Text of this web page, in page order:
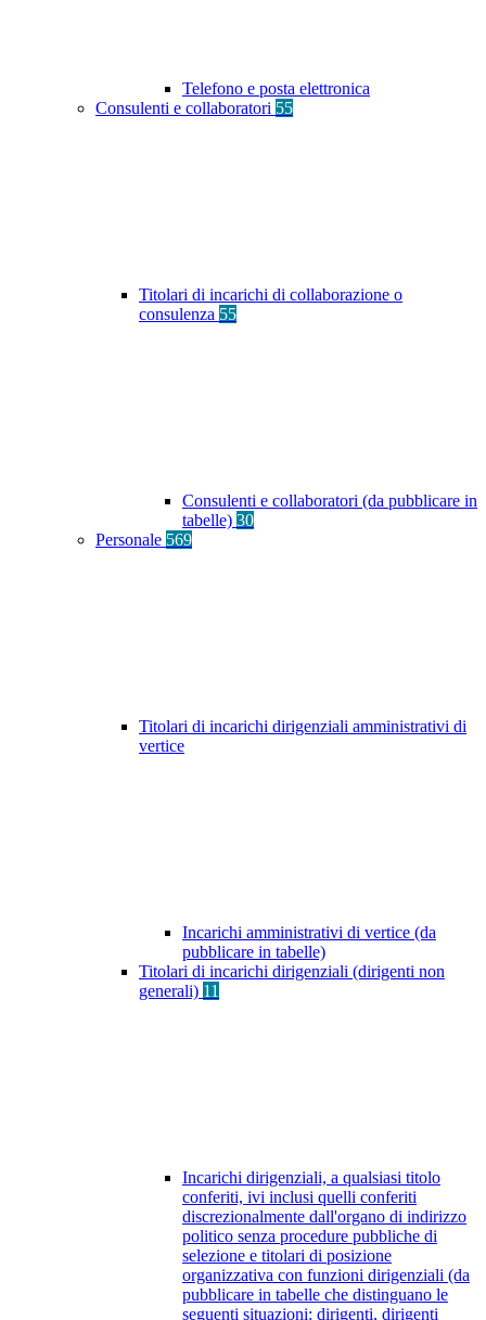
Telefono e posta elettronica
Consulenti e collaboratori 55
Titolari di incarichi di collaborazione o
consulenza 55
Consulenti e collaboratori (da pubblicare in
tabelle) 30
Personale 569
Titolari di incarichi dirigenziali amministrativi di
vertice
Incarichi amministrativi di vertice (da
pubblicare in tabelle)
Titolari di incarichi dirigenziali (dirigenti non
generali) 11
Incarichi dirigenziali, a qualsiasi titolo
conferiti, ivi inclusi quelli conferiti
discrezionalmente dall'organo di indirizzo
politico senza procedure pubbliche di
selezione e titolari di posizione
organizzativa con funzioni dirigenziali (da
pubblicare in tabelle che distinguano le
seguenti situazioni: dirigenti, dirigenti